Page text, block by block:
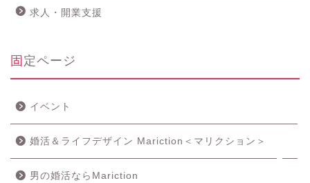
求人・開業支援
固定ページ
イベント
婚活＆ライフデザイン Mariction＜マリクション＞
男の婚活ならMariction
料金プラン